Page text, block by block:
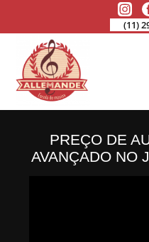
(11)
PREÇO DE
AVANÇADO NO